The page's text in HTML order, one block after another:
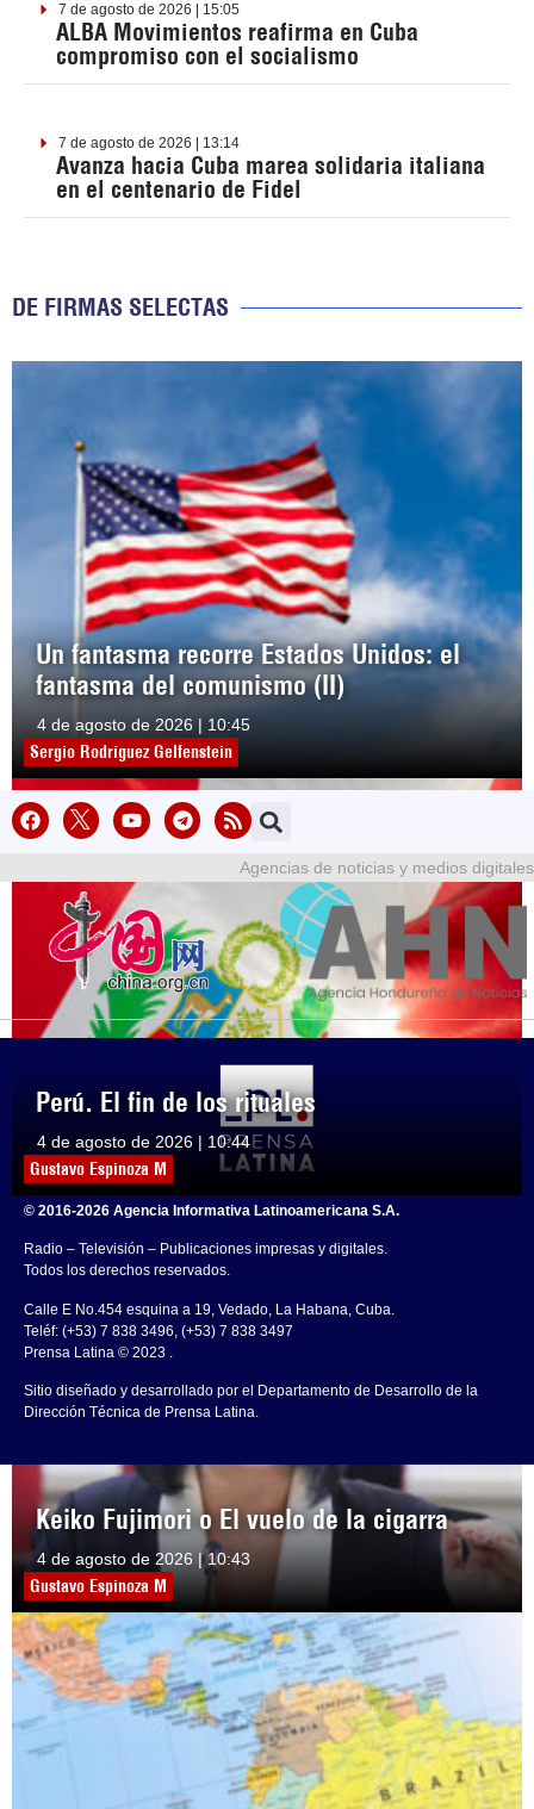
7 de agosto de 2026 | 15:05
ALBA Movimientos reafirma en Cuba
compromiso con el socialismo
7 de agosto de 2026 | 13:14
Avanza hacia Cuba marea solidaria italiana
en el centenario de Fidel
DE FIRMAS SELECTAS
Un fantasma recorre Estados Unidos: el
fantasma del comunismo (II)
4 de agosto de 2026 | 10:45
Sergio Rodríguez Gelfenstein
Perú. El fin de los rituales
4 de agosto de 2026 | 10:44
Gustavo Espinoza M
Keiko Fujimori o El vuelo de la cigarra
4 de agosto de 2026 | 10:43
Gustavo Espinoza M
Agencias de noticias y medios digitales
© 2016-2026 Agencia Informativa Latinoamericana S.A.
Radio – Televisión – Publicaciones impresas y digitales.
Todos los derechos reservados.
Calle E No.454 esquina a 19, Vedado, La Habana, Cuba.
Teléf: (+53) 7 838 3496, (+53) 7 838 3497
Prensa Latina © 2023 .
Sitio diseñado y desarrollado por el Departamento de Desarrollo de la
Dirección Técnica de Prensa Latina.